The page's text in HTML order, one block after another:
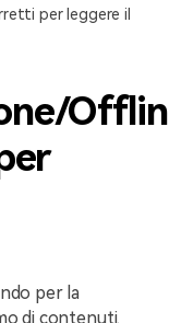
per leggere il
per la
di contenuti.